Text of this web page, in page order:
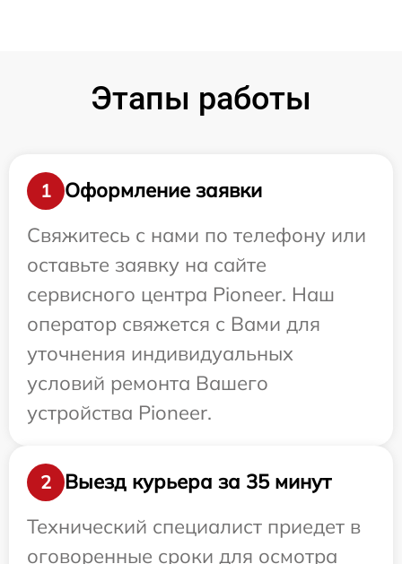
Этапы работы
1
Оформление заявки
Свяжитесь с нами по телефону или
оставьте заявку на сайте
сервисного центра Pioneer. Наш
оператор свяжется с Вами для
уточнения индивидуальных
условий ремонта Вашего
устройства Pioneer.
2
Выезд курьера за 35 минут
Технический специалист приедет в
оговоренные сроки для осмотра